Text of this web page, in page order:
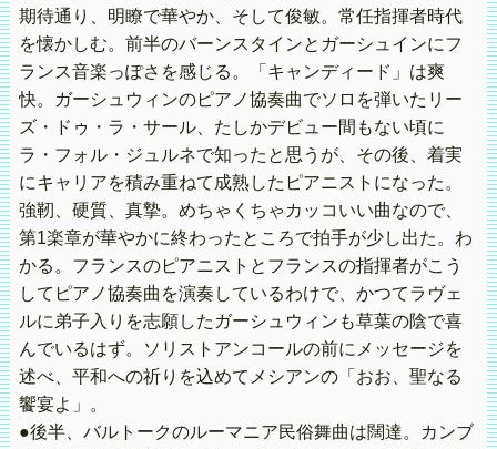
期待通り、明瞭で華やか、そして俊敏。常任指揮者時代
を懐かしむ。前半のバーンスタインとガーシュインにフ
ランス音楽っぽさを感じる。「キャンディード」は爽
快。ガーシュウィンのピアノ協奏曲でソロを弾いたリー
ズ・ドゥ・ラ・サール、たしかデビュー間もない頃に
ラ・フォル・ジュルネで知ったと思うが、その後、着実
にキャリアを積み重ねて成熟したピアニストになった。
強靭、硬質、真摯。めちゃくちゃカッコいい曲なので、
第1楽章が華やかに終わったところで拍手が少し出た。わ
かる。フランスのピアニストとフランスの指揮者がこう
してピアノ協奏曲を演奏しているわけで、かつてラヴェ
ルに弟子入りを志願したガーシュウィンも草葉の陰で喜
んでいるはず。ソリストアンコールの前にメッセージを
述べ、平和への祈りを込めてメシアンの「おお、聖なる
饗宴よ」。
●後半、バルトークのルーマニア民俗舞曲は闊達。カンブ